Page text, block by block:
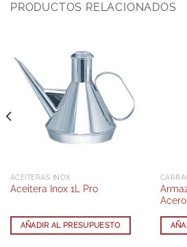
PRODUCTOS RELACIONADOS
ACEITERAS INOX
Aceitera Inox 1L Pro
AÑADIR AL PRESUPUESTO